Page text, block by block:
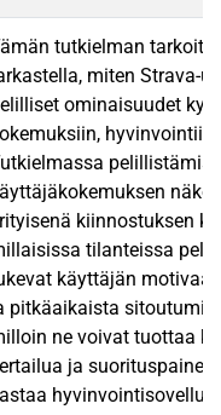
tutkielman
miten Strava-
ominaisuudet
hyvinvointiin
kiinnostuksen
tilanteissa
käyttäjän
pitkäaikaista
ne voivat tuottaa
ja